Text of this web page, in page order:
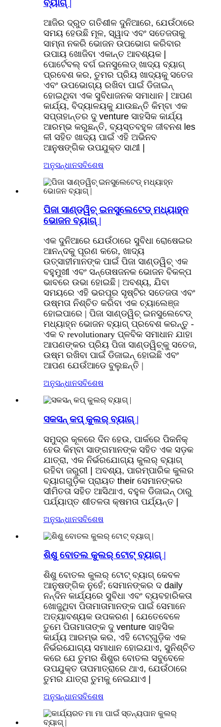
ବ୍ୟାଗ୍ |
ଆଜିର ଦ୍ରୁତ ଗତିଶୀଳ ଦୁନିଆରେ, ଯେଉଁଠାରେ
ସମୟ ହେଉଛି ମୂଳ, ସ୍ୱାଦ ଏବଂ ସତେଜତାକୁ
ସାମ୍ନା ନକରି ଭୋଜନ ଉପଭୋଗ କରିବାର
ଉପାୟ ଖୋଜିବା ଏକାନ୍ତ ଆବଶ୍ୟକ |
ପୋର୍ଟେବଲ୍ ବର୍ଗ ଇନସୁଲେଡ୍ ଖାଦ୍ୟ ବ୍ୟାଗ୍
ପ୍ରବେଶ କର, ତୁମର ପ୍ରିୟ ଖାଦ୍ୟକୁ ସତେଜ
ଏବଂ ଉପଭୋଗ୍ୟ ରଖିବା ପାଇଁ ଡିଜାଇନ୍
ହୋଇଥିବା ଏକ ସୁବିଧାଜନକ ସମାଧାନ | ଆପଣ
କାର୍ଯ୍ୟ, ବିଦ୍ୟାଳୟକୁ ଯାଉଛନ୍ତି କିମ୍ବା ଏକ
ସପ୍ତାହାନ୍ତର ଦୁ venture ସାହସିକ କାର୍ଯ୍ୟ
ଆରମ୍ଭ କରୁଛନ୍ତି, ବ୍ୟସ୍ତବହୁଳ ଜୀବନଶ les
ଳୀ ସହିତ ଖାଦ୍ୟ ପାଇଁ ଏହି ଅଭିନବ
ଆନୁଷଙ୍ଗିକ ଉପଯୁକ୍ତ ସାଥୀ |
ଅନୁସନ୍ଧାନସବିଶେଷ
ପିଜା ସାଣ୍ଡୱିଚ୍ ଇନସୁଲେଟେଡ୍ ମଧ୍ୟାହ୍ନ
ଭୋଜନ ବ୍ୟାଗ୍ |
ଏକ ଦୁନିଆରେ ଯେଉଁଠାରେ ସୁବିଧା ରୋଷେଇର
ଆନନ୍ଦକୁ ପୂରଣ କରେ, ଖାଦ୍ୟ
ଉତ୍ସାହୀମାନଙ୍କ ପାଇଁ ପିଜା ସାଣ୍ଡୱିଚ୍ ଏକ
ବହୁମୁଖୀ ଏବଂ ସନ୍ତୋଷଜନକ ଭୋଜନ ବିକଳ୍ପ
ଭାବରେ ଉଭା ହୋଇଛି | ଅବଶ୍ୟ, ଯିବା
ସମୟରେ ଏହି ଭରପୂର ସୃଷ୍ଟିର ସତେଜତା ଏବଂ
ଉଷ୍ମତା ନିଶ୍ଚିତ କରିବା ଏକ ଚ୍ୟାଲେଞ୍ଜ
ହୋଇପାରେ | ପିଜା ସାଣ୍ଡୱିଚ୍ ଇନସୁଲେଟେଡ୍
ମଧ୍ୟାହ୍ନ ଭୋଜନ ବ୍ୟାଗ୍ ପ୍ରବେଶ କରନ୍ତୁ -
ଏକ ବ revolutionary ପ୍ଳବିକ ସମାଧାନ ଯାହା
ଆପଣଙ୍କର ପ୍ରିୟ ପିଜା ସାଣ୍ଡୱିଚ୍କୁ ସତେଜ,
ଉଷ୍ମ ରଖିବା ପାଇଁ ଡିଜାଇନ୍ ହୋଇଛି ଏବଂ
ଆପଣ ଯେଉଁଆଡେ ବୁଲୁଛନ୍ତି |
ଅନୁସନ୍ଧାନସବିଶେଷ
ସକସନ୍ କପ୍ କୁଲର୍ ବ୍ୟାଗ୍ |
ସମୁଦ୍ର କୂଳରେ ଦିନ ହେଉ, ପାର୍କରେ ପିକନିକ୍
ହେଉ କିମ୍ବା ସାଙ୍ଗମାନଙ୍କ ସହିତ ଏକ ସଡ଼କ
ଯାତ୍ରା, ଏକ ନିର୍ଭରଯୋଗ୍ୟ କୁଲର୍ ବ୍ୟାଗ୍
ରହିବା ଜରୁରୀ | ଅବଶ୍ୟ, ପାରମ୍ପାରିକ କୁଲର
ବ୍ୟାଗଗୁଡ଼ିକ ପ୍ରାୟତ their ସେମାନଙ୍କର
ସୀମିତତା ସହିତ ଆସିଥାଏ, ବହୁଳ ଡିଜାଇନ୍ ଠାରୁ
ପର୍ଯ୍ୟାପ୍ତ ଶୀତଳତା କ୍ଷମତା ପର୍ଯ୍ୟନ୍ତ |
ଅନୁସନ୍ଧାନସବିଶେଷ
ଶିଶୁ ବୋତଲ କୁଲର୍ ଟୋଟ୍ ବ୍ୟାଗ୍ |
ଶିଶୁ ବୋତଲ କୁଲର୍ ଟୋଟ୍ ବ୍ୟାଗ୍ କେବଳ
ଆନୁଷଙ୍ଗିକ ନୁହେଁ; ସେମାନଙ୍କର ଦ daily
ନନ୍ଦିନ କାର୍ଯ୍ୟରେ ସୁବିଧା ଏବଂ ବ୍ୟବହାରିକତା
ଖୋଜୁଥିବା ପିତାମାତାମାନଙ୍କ ପାଇଁ ସେମାନେ
ଅତ୍ୟାବଶ୍ୟକ ଉପକରଣ | ଯେତେବେଳେ
ତୁମେ ପିତାମାତାଙ୍କ ଦୁ venture ସାହସିକ
କାର୍ଯ୍ୟ ଆରମ୍ଭ କର, ଏହି ଟୋଟ୍ଗୁଡ଼ିକ ଏକ
ନିର୍ଭରଯୋଗ୍ୟ ସମାଧାନ ହୋଇଯାଏ, ସୁନିଶ୍ଚିତ
କରେ ଯେ ତୁମର ଶିଶୁର ବୋତଲ ସବୁବେଳେ
ଉପଯୁକ୍ତ ତାପମାତ୍ରାରେ ଥାଏ, ଯେଉଁଠାରେ
ତୁମର ଯାତ୍ରା ତୁମକୁ ନେଇଯାଏ |
ଅନୁସନ୍ଧାନସବିଶେଷ